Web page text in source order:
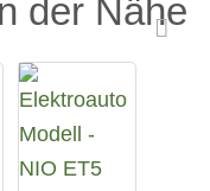
der Nähe